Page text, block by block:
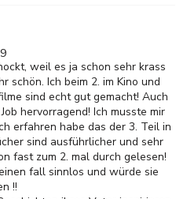
weil es ja schon sehr krass
schön. Ich beim 2. im Kino und
sind echt gut gemacht! Auch
hervorragend! Ich musste mir
erfahren habe das der 3. Teil in
sind ausführlicher und sehr
fast zum 2. mal durch gelesen!
fall sinnlos und würde sie
!!